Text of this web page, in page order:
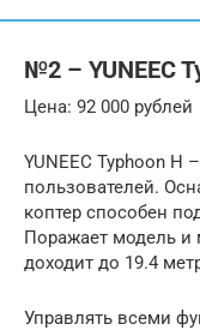
№2 – YUNEEC
Цена: 92 000 рублей
YUNEEC Typhoon
пользователей.
коптер способен
Поражает модель и
доходит до 19.4
Управлять всеми